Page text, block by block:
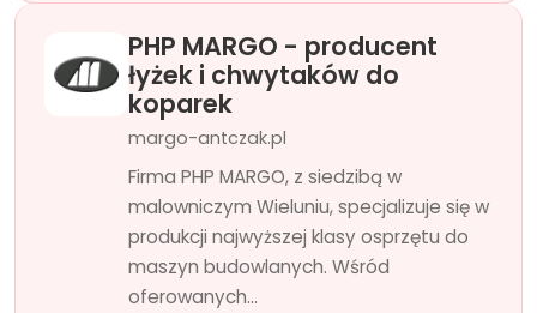
PHP MARGO - producent
łyżek i chwytaków do
koparek
margo-antczak.pl
Firma PHP MARGO, z siedzibą w
malowniczym Wieluniu, specjalizuje się w
produkcji najwyższej klasy osprzętu do
maszyn budowlanych. Wśród
oferowanych...